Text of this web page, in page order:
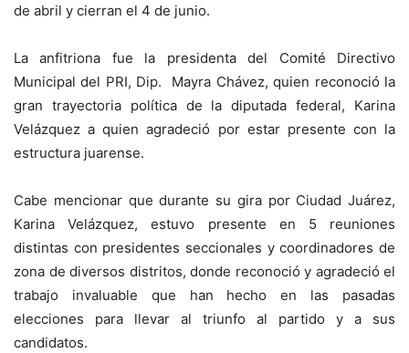
de abril y cierran el 4 de junio.
La anfitriona fue la presidenta del Comité Directivo
Municipal del PRI, Dip. Mayra Chávez, quien reconoció la
gran trayectoria política de la diputada federal, Karina
Velázquez a quien agradeció por estar presente con la
estructura juarense.
Cabe mencionar que durante su gira por Ciudad Juárez,
Karina Velázquez, estuvo presente en 5 reuniones
distintas con presidentes seccionales y coordinadores de
zona de diversos distritos, donde reconoció y agradeció el
trabajo invaluable que han hecho en las pasadas
elecciones para llevar al triunfo al partido y a sus
candidatos.